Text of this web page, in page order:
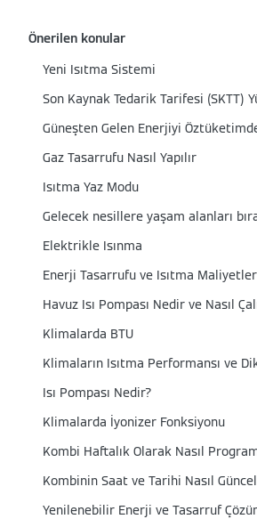
Önerilen konular
Yeni Isıtma Sistemi
Son Kaynak Tedarik Tarifesi (SKTT)
Güneşten Gelen Enerjiyi
Gaz Tasarrufu Nasıl Yapılır
Isıtma Yaz Modu
Elektrikle Isınma
Enerji Tasarrufu ve Isıtma
Havuz Isı Pompası Nedir ve Nasıl
Klimalarda BTU
Isı Pompası Nedir?
Klimalarda İyonizer Fonksiyonu
Kombi Haftalık Olarak Nasıl
Kombinin Saat ve Tarihi Nasıl